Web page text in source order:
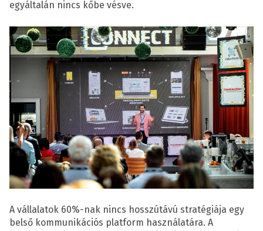
egyáltalán nincs kőbe vésve.
A vállalatok 60%-nak nincs hosszútávú stratégiája egy
belső kommunikációs platform használatára. A